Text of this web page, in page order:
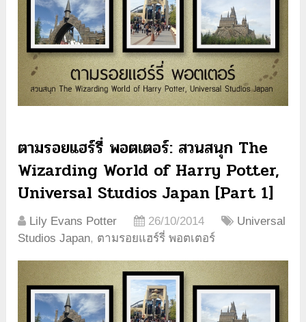
ตามรอยแฮร์รี่ พอตเตอร์: สวนสนุก The
Wizarding World of Harry Potter,
Universal Studios Japan [Part 1]
Lily Evans Potter 26/10/2014
Universal
Studios Japan, ตามรอยแฮร์รี่ พอตเตอร์